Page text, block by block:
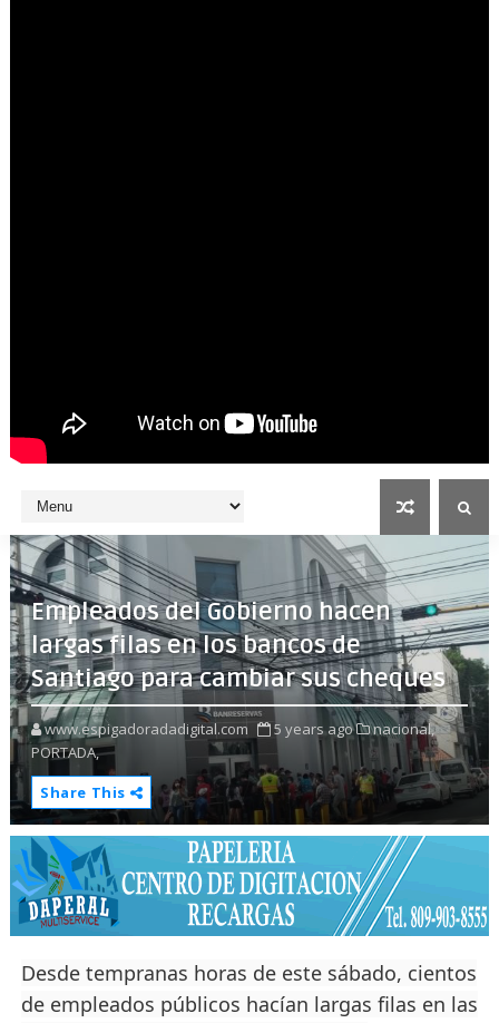
Empleados del Gobierno hacen
largas filas en los bancos de
Santiago para cambiar sus cheques
www.espigadoradadigital.com 5 years ago
nacional,
PORTADA,
Share This
Desde tempranas horas de este sábado, cientos
de empleados públicos hacían largas filas en las